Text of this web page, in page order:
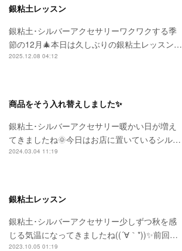
銀粘土レッスン
銀粘土･シルバーアクセサリーワクワクする季
節の12月🎄本日は久しぶりの銀粘土レッスン…
2025.12.08 04:12
商品をそう入れ替えしました✨
銀粘土･シルバーアクセサリー暖かい日が増え
てきましたね🌞今日はお店に置いているシル…
2024.03.04 11:19
銀粘土レッスン
銀粘土･シルバーアクセサリー少しずつ秋を感
じる気温になってきましたね((´∀｀*))✨前回…
2023.10.05 01:19